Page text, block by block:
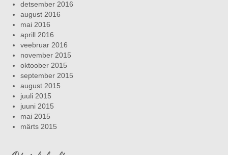
detsember 2016
august 2016
mai 2016
aprill 2016
veebruar 2016
november 2015
oktoober 2015
september 2015
august 2015
juuli 2015
juuni 2015
mai 2015
märts 2015